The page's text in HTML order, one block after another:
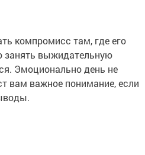
компромисс там, где его
занять выжидательную
Эмоционально день не
вам важное понимание, если